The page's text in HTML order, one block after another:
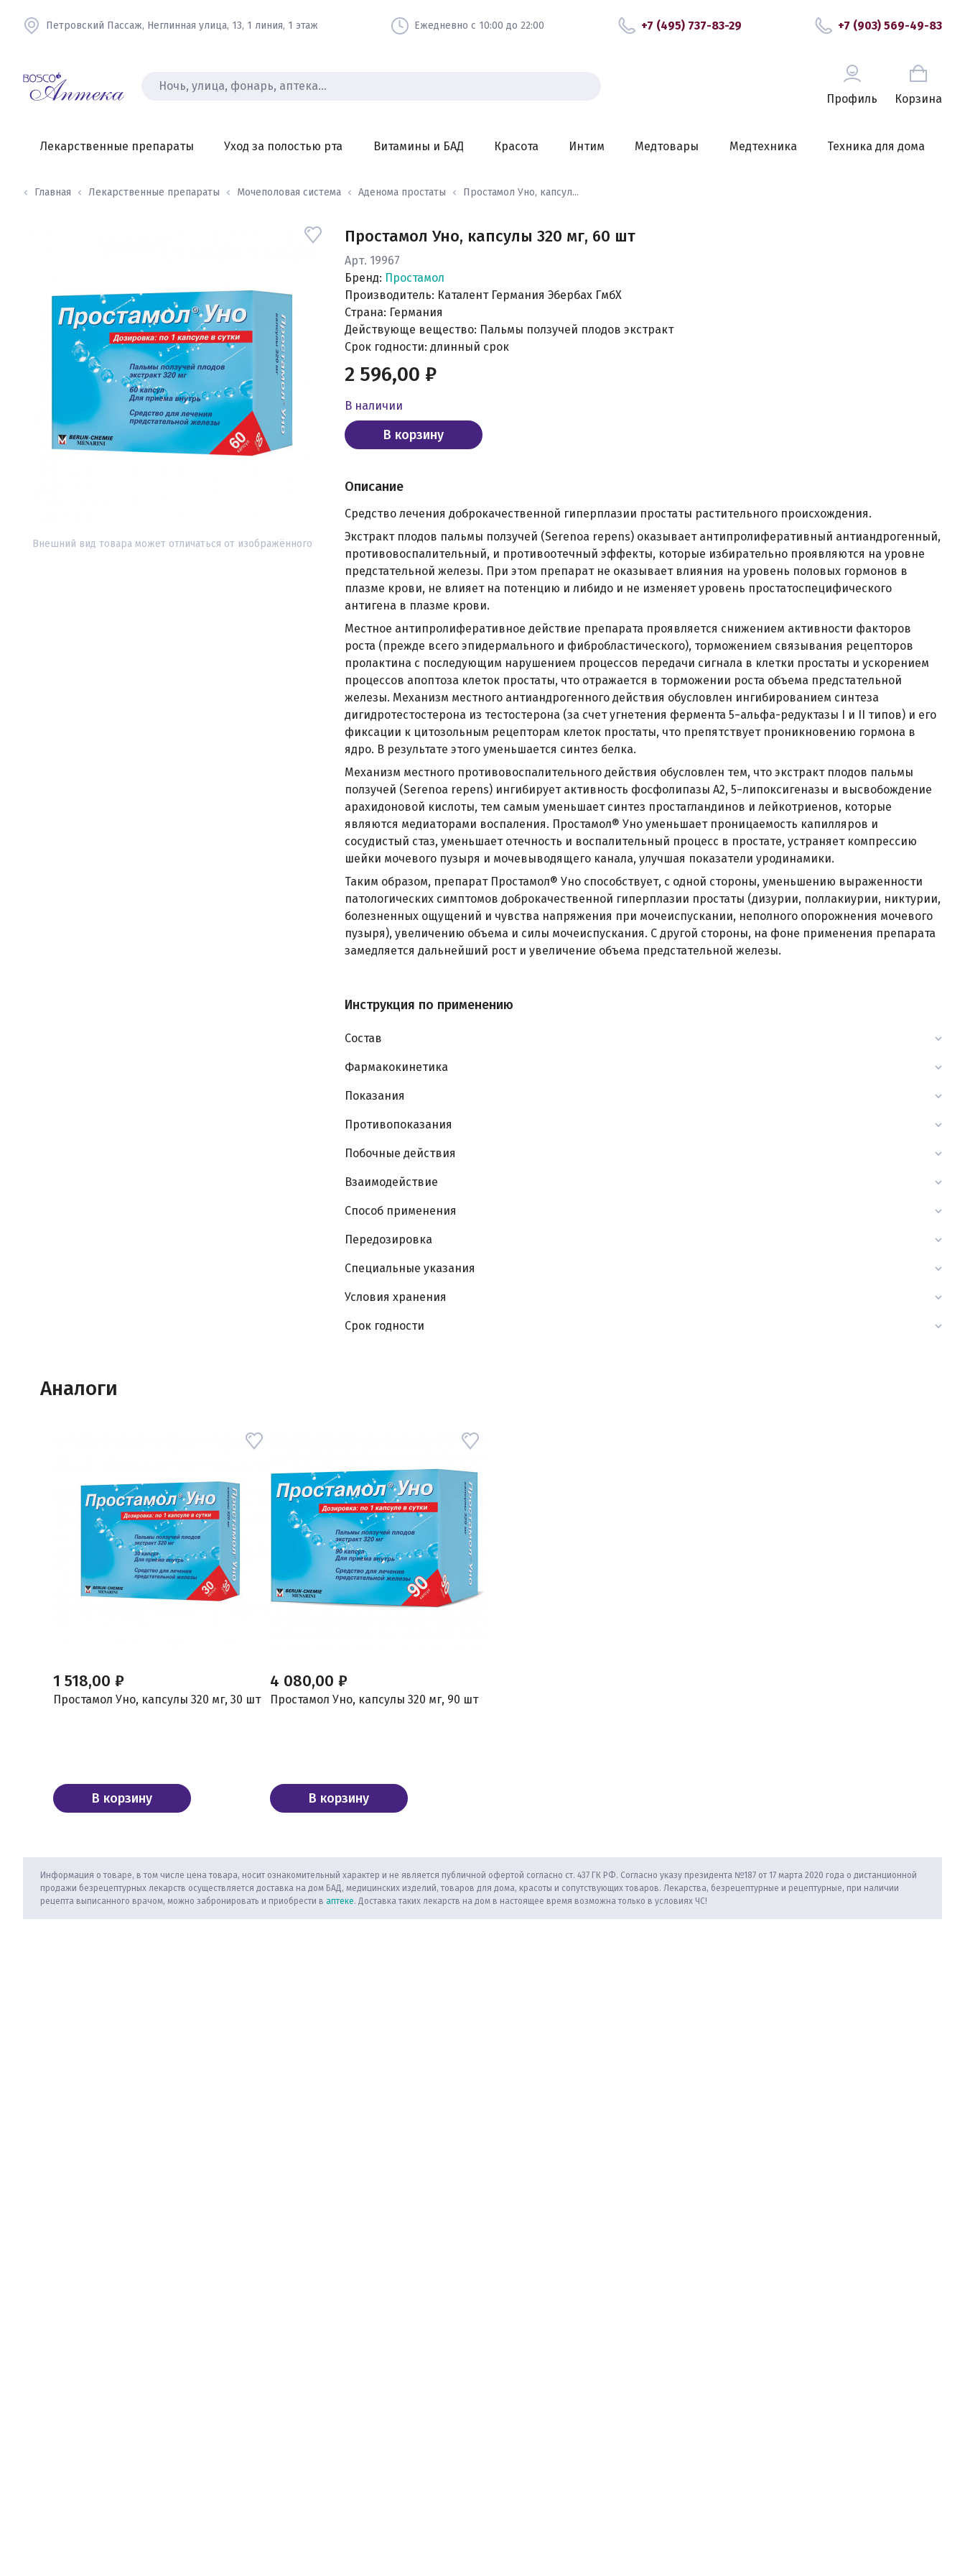
Петровский Пассаж, Неглинная улица, 13, 1 линия, 1 этаж Ежедневно с 10:00 до 22:00 +7 (495) 737-83-29 +7 (903) 569-49-83
Профиль Корзина
Лекарственные препараты Уход за полостью рта Витамины и БАД Красота Интим Медтовары Медтехника Техника для дома
Главная Лекарственные препараты Мочеполовая система Аденома простаты Простамол Уно, капсул...
Внешний вид товара может отличаться от изображённого
Простамол Уно, капсулы 320 мг, 60 шт
Арт. 19967
Бренд: Простамол
Производитель: Каталент Германия Эбербах ГмбХ
Страна: Германия
Действующе вещество: Пальмы ползучей плодов экстракт
Срок годности: длинный срок
2 596,00 ₽
В наличии
В корзину
Описание
Средство лечения доброкачественной гиперплазии простаты растительного происхождения.
Экстракт плодов пальмы ползучей (Serenoa repens) оказывает антипролиферативный антиандрогенный,
противовоспалительный, и противоотечный эффекты, которые избирательно проявляются на уровне
предстательной железы. При этом препарат не оказывает влияния на уровень половых гормонов в
плазме крови, не влияет на потенцию и либидо и не изменяет уровень простатоспецифического
антигена в плазме крови.
Местное антипролиферативное действие препарата проявляется снижением активности факторов
роста (прежде всего эпидермального и фибробластического), торможением связывания рецепторов
пролактина с последующим нарушением процессов передачи сигнала в клетки простаты и ускорением
процессов апоптоза клеток простаты, что отражается в торможении роста объема предстательной
железы. Механизм местного антиандрогенного действия обусловлен ингибированием синтеза
дигидротестостерона из тестостерона (за счет угнетения фермента 5−альфа-редуктазы I и II типов) и его
фиксации к цитозольным рецепторам клеток простаты, что препятствует проникновению гормона в
ядро. В результате этого уменьшается синтез белка.
Механизм местного противовоспалительного действия обусловлен тем, что экстракт плодов пальмы
ползучей (Serenoa repens) ингибирует активность фосфолипазы А2, 5−липоксигеназы и высвобождение
арахидоновой кислоты, тем самым уменьшает синтез простагландинов и лейкотриенов, которые
являются медиаторами воспаления. Простамол® Уно уменьшает проницаемость капилляров и
сосудистый стаз, уменьшает отечность и воспалительный процесс в простате, устраняет компрессию
шейки мочевого пузыря и мочевыводящего канала, улучшая показатели уродинамики.
Таким образом, препарат Простамол® Уно способствует, с одной стороны, уменьшению выраженности
патологических симптомов доброкачественной гиперплазии простаты (дизурии, поллакиурии, никтурии,
болезненных ощущений и чувства напряжения при мочеиспускании, неполного опорожнения мочевого
пузыря), увеличению объема и силы мочеиспускания. С другой стороны, на фоне применения препарата
замедляется дальнейший рост и увеличение объема предстательной железы.
Инструкция по применению
Состав
Фармакокинетика
Показания
Противопоказания
Побочные действия
Взаимодействие
Способ применения
Передозировка
Специальные указания
Условия хранения
Срок годности
Аналоги
1 518,00 ₽
Простамол Уно, капсулы 320 мг, 30 шт
В корзину
4 080,00 ₽
Простамол Уно, капсулы 320 мг, 90 шт
В корзину
Информация о товаре, в том числе цена товара, носит ознакомительный характер и не является публичной офертой согласно ст. 437 ГК РФ. Согласно указу президента №187 от 17 марта 2020 года о дистанционной
продажи безрецептурных лекарств осуществляется доставка на дом БАД, медицинских изделий, товаров для дома, красоты и сопутствующих товаров. Лекарства, безрецептурные и рецептурные, при наличии
рецепта выписанного врачом, можно забронировать и приобрести в аптеке. Доставка таких лекарств на дом в настоящее время возможна только в условиях ЧС!